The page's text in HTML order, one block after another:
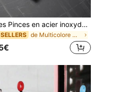
1-3 pièces Pinces en acier inoxydable à prise facile, pinces BBQ résistantes à la chaleur et antidérapantes, griffes à viande, convient pour la cuisine, le service, le grillage, la salade, les ustensiles de cuisine, les accessoires de cuisson, les fournitures extérieures, les ustensiles de cuisine, les fournitures de cuisine, la décoration de cuisine, la décoration de la maison, les articles essentiels de la maison, les cadeaux pour femmes, les cadeaux pour hommes, les cadeaux pour mères, les cadeaux pour pères, les cadeaux pour grands-parents
de Multicolore Clips et pinces